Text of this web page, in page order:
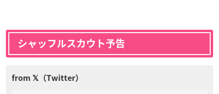
シャッフルスカウト予告